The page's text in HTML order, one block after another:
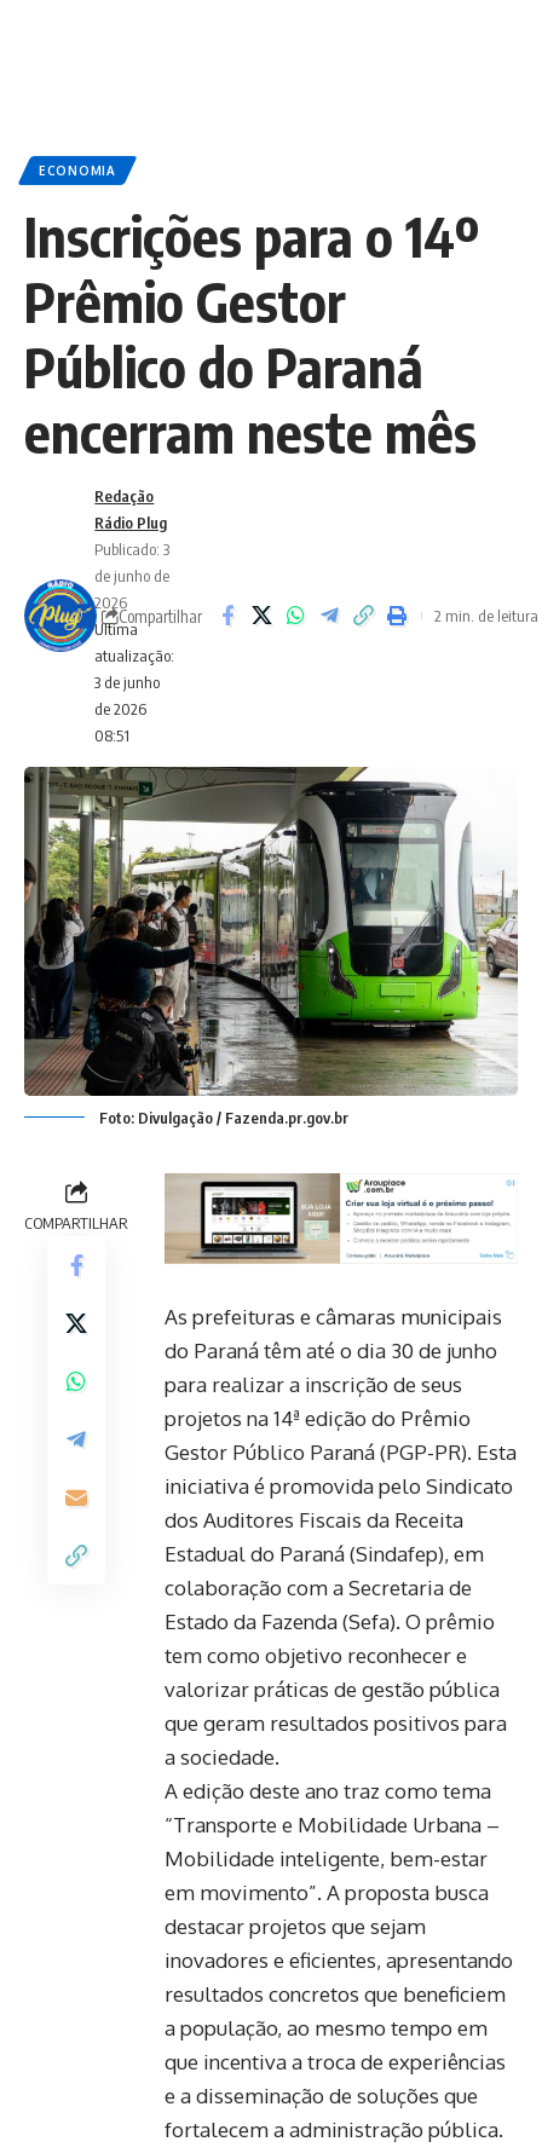
ECONOMIA
Inscrições para o 14º
Prêmio Gestor
Público do Paraná
encerram neste mês
Ultima
atualização:
3 de junho
de 2026
08:51
Redação
Rádio Plug
Publicado: 3
de junho de
2026
Compartilhar 2 min. de leitura
Foto: Divulgação / Fazenda.pr.gov.br
COMPARTILHAR
As prefeituras e câmaras municipais
do Paraná têm até o dia 30 de junho
para realizar a inscrição de seus
projetos na 14ª edição do Prêmio
Gestor Público Paraná (PGP-PR). Esta
iniciativa é promovida pelo Sindicato
dos Auditores Fiscais da Receita
Estadual do Paraná (Sindafep), em
colaboração com a Secretaria de
Estado da Fazenda (Sefa). O prêmio
tem como objetivo reconhecer e
valorizar práticas de gestão pública
que geram resultados positivos para
a sociedade.
A edição deste ano traz como tema
“Transporte e Mobilidade Urbana –
Mobilidade inteligente, bem-estar
em movimento”. A proposta busca
destacar projetos que sejam
inovadores e eficientes, apresentando
resultados concretos que beneficiem
a população, ao mesmo tempo em
que incentiva a troca de experiências
e a disseminação de soluções que
fortalecem a administração pública.